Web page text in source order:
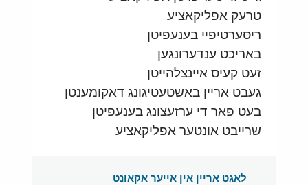
טרעק אפליקאציע
ריסערטיפיי בענעפיטן
באריכט ענדערונגען
זעט קעיס איינצלהייטן
געבט אריין באשטעטיגונג דאקומענטן
בעט פאר די ערזעצונג בענעפיטן
שרייבט אונטער אפליקאציע
לאגט אריין אין אייער אקאונט